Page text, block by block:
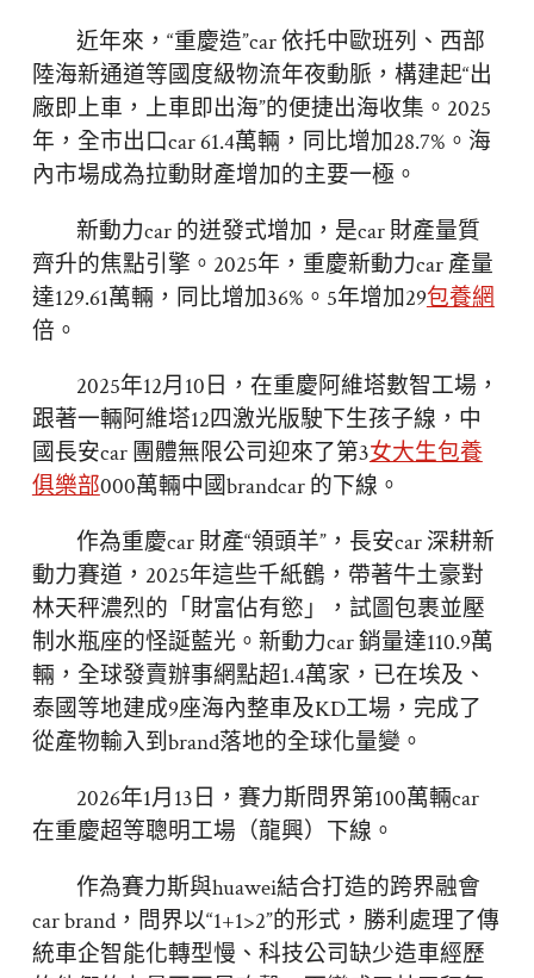
近年來，“重慶造”car 依托中歐班列、西部
陸海新通道等國度級物流年夜動脈，構建起“出
廠即上車，上車即出海”的便捷出海收集。2025
年，全市出口car 61.4萬輛，同比增加28.7%。海
內市場成為拉動財產增加的主要一極。
新動力car 的迸發式增加，是car 財產量質
齊升的焦點引擎。2025年，重慶新動力car 產量
達129.61萬輛，同比增加36%。5年增加29包養網
倍。
2025年12月10日，在重慶阿維塔數智工場，
跟著一輛阿維塔12四激光版駛下生孩子線，中
國長安car 團體無限公司迎來了第3女大生包養
俱樂部000萬輛中國brandcar 的下線。
作為重慶car 財產“領頭羊”，長安car 深耕新
動力賽道，2025年這些千紙鶴，帶著牛土豪對
林天秤濃烈的「財富佔有慾」，試圖包裹並壓
制水瓶座的怪誕藍光。新動力car 銷量達110.9萬
輛，全球發賣辦事網點超1.4萬家，已在埃及、
泰國等地建成9座海內整車及KD工場，完成了
從產物輸入到brand落地的全球化量變。
2026年1月13日，賽力斯問界第100萬輛car
在重慶超等聰明工場（龍興）下線。
作為賽力斯與huawei結合打造的跨界融會
car brand，問界以“1+1>2”的形式，勝利處理了傳
統車企智能化轉型慢、科技公司缺少造車經歷